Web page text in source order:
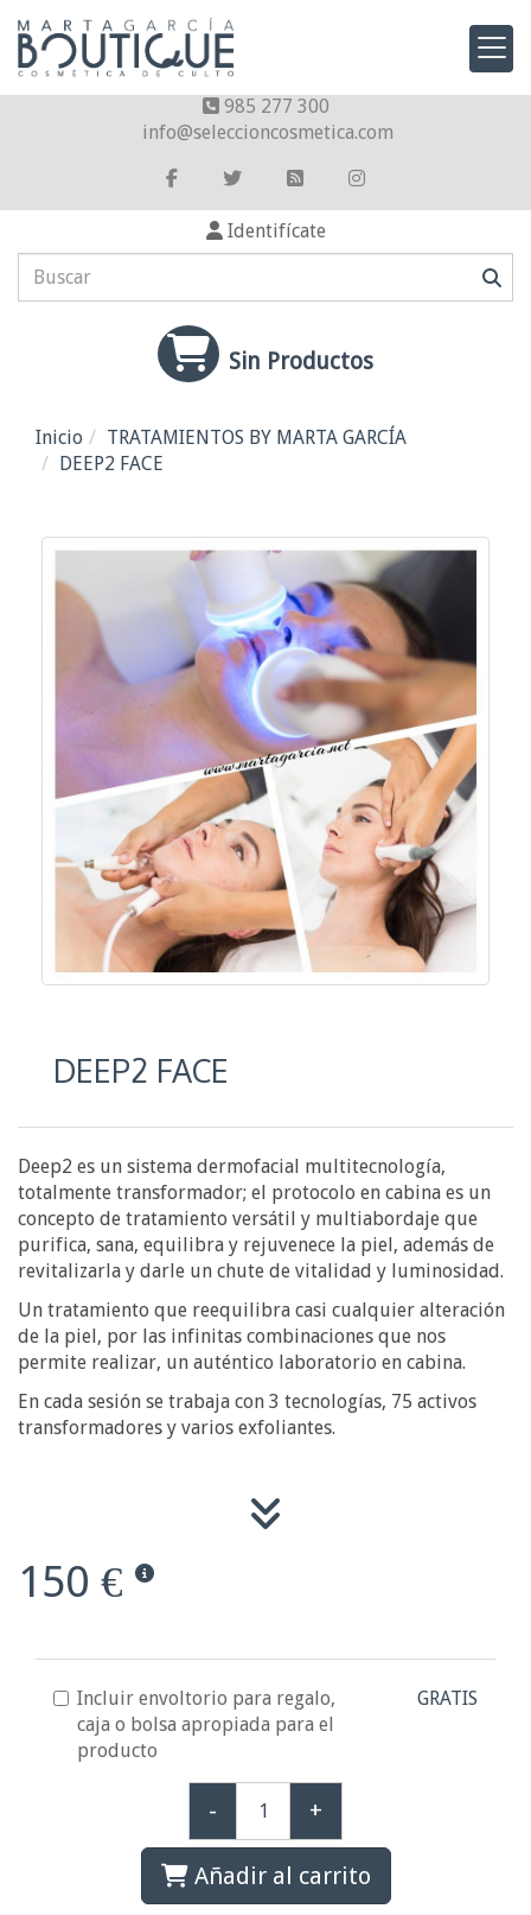
985 277 300
info
seleccioncosmetica.com
Identifícate
Sin Productos
Inicio
TRATAMIENTOS BY MARTA GARCÍA
DEEP2 FACE
DEEP2 FACE
Deep2 es un sistema dermofacial multitecnología,
totalmente transformador; el protocolo en cabina es un
concepto de tratamiento versátil y multiabordaje que
purifica, sana, equilibra y rejuvenece la piel, además de
revitalizarla y darle un chute de vitalidad y luminosidad.
Un tratamiento que reequilibra casi cualquier alteración
de la piel, por las infinitas combinaciones que nos
permite realizar, un auténtico laboratorio en cabina.
En cada sesión se trabaja con 3 tecnologías, 75 activos
transformadores y varios exfoliantes.
150 €
Incluir envoltorio para regalo,
caja o bolsa apropiada para el
producto
GRATIS
- +
Añadir al carrito